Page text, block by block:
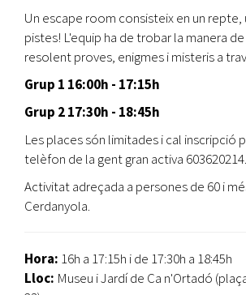
Un escape room consisteix en un repte,
pistes! L'equip ha de trobar la manera
resolent proves, enigmes i misteris a
Grup 1 16:00h - 17:15h
Grup 2 17:30h - 18:45h
Les places són limitades i cal inscripció
telèfon de la gent gran activa 603620214.
Activitat adreçada a persones de 60 i
Cerdanyola.
Hora: 16h a 17:15h i de 17:30h a 18:45h
Lloc: Museu i Jardí de Ca n'Ortadó